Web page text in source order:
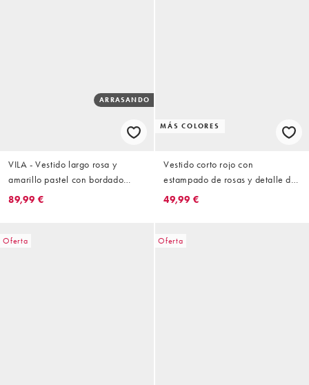
ARRASANDO
VILA - Vestido largo rosa y
amarillo pastel con bordado
floral
89,99 €
MÁS COLORES
Vestido corto rojo con
estampado de rosas y detalle de
volantes de chifón de VILA
49,99 €
Oferta Oferta